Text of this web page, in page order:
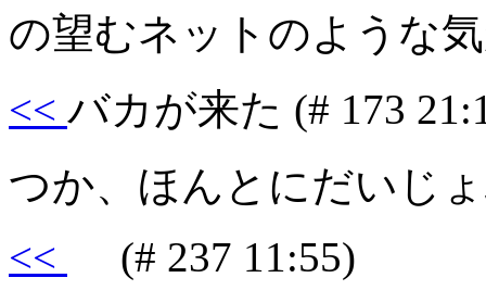
の望むネットのような
<< バカが来た (# 173
つか、ほんとにだいじ
<<
(# 237 11:55)